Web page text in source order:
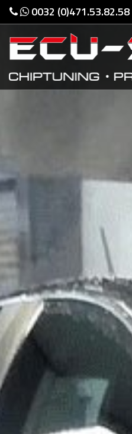
0032 (0)471.53.82.58